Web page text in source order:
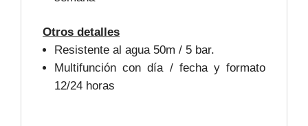
Otros detalles
Resistente al agua 50m / 5 bar.
Multifunción con día / fecha y formato
12/24 horas